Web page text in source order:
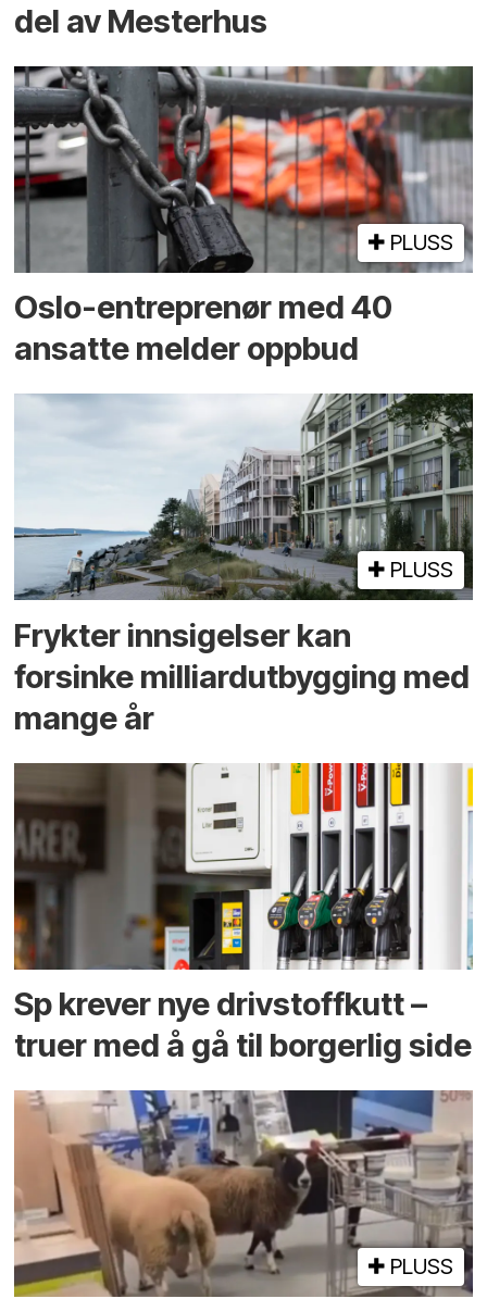
del av Mesterhus
PLUSS
Oslo-entreprenør med 40
ansatte melder oppbud
PLUSS
Frykter innsigelser kan
forsinke milliard­utbygging med
mange år
Sp krever nye drivstoffkutt –
truer med å gå til borgerlig side
PLUSS